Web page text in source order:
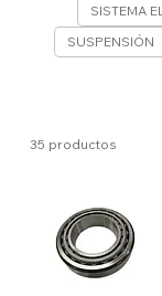
SISTEMA
SUSPENSIÓN
35 productos